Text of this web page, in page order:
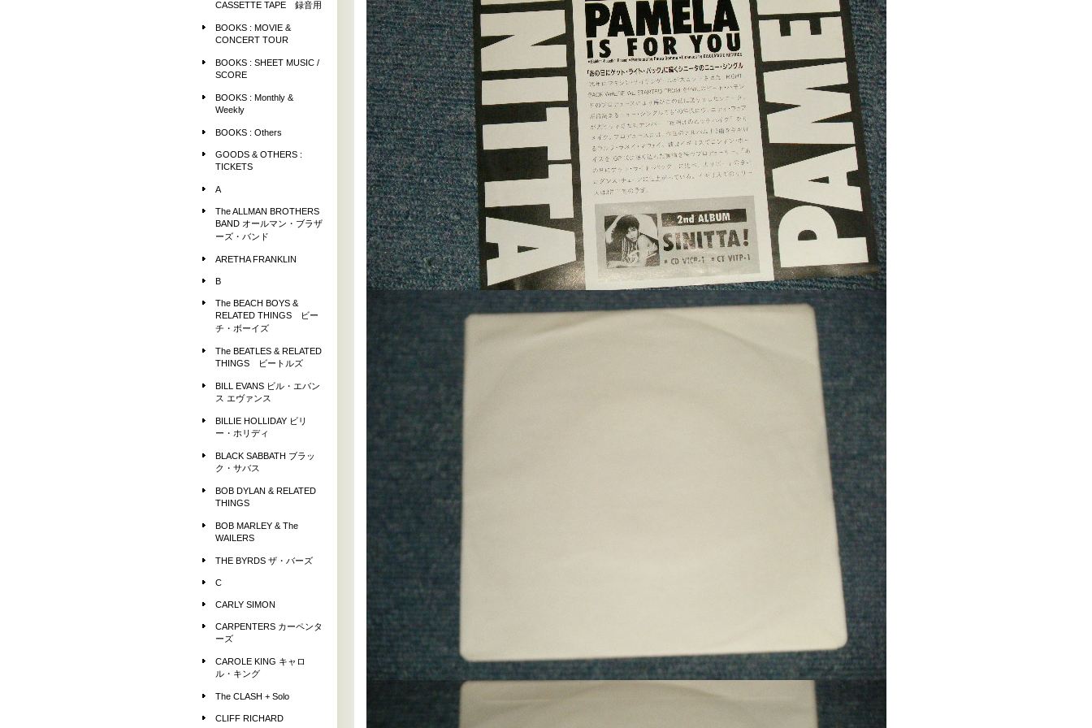
CASSETTE TAPE 録音用
BOOKS : MOVIE &
CONCERT TOUR
BOOKS : SHEET MUSIC /
SCORE
BOOKS : Monthly &
Weekly
BOOKS : Others
GOODS & OTHERS :
TICKETS
A
The ALLMAN BROTHERS
BAND オールマン・ブラザ
ーズ・バンド
ARETHA FRANKLIN
B
The BEACH BOYS &
RELATED THINGS ビー
チ・ボーイズ
The BEATLES & RELATED
THINGS ビートルズ
BILL EVANS ビル・エバン
ス エヴァンス
BILLIE HOLLIDAY ビリ
ー・ホリディ
BLACK SABBATH ブラッ
ク・サバス
BOB DYLAN & RELATED
THINGS
BOB MARLEY & The
WAILERS
THE BYRDS ザ・バーズ
C
CARLY SIMON
CARPENTERS カーペンタ
ーズ
CAROLE KING キャロ
ル・キング
The CLASH + Solo
CLIFF RICHARD